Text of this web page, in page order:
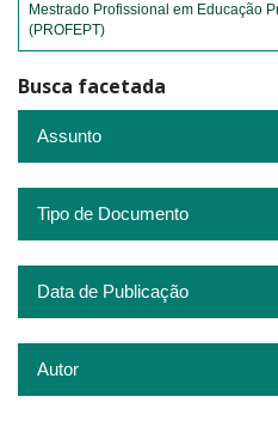
Mestrado Profissional em Educação
(PROFEPT)
Busca facetada
Assunto
Tipo de Documento
Data de Publicação
Autor